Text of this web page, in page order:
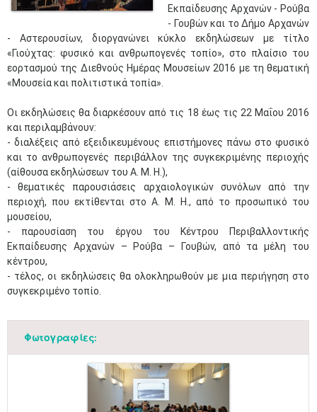
Εκπαίδευσης Αρχανών - Ρούβα
- Γουβών και το Δήμο Αρχανών
- Αστερουσίων, διοργανώνει κύκλο εκδηλώσεων με τίτλο
«Γιούχτας: φυσικό και ανθρωπογενές τοπίο», στο πλαίσιο του
εορτασμού της Διεθνούς Ημέρας Μουσείων 2016 με τη θεματική
«Μουσεία και πολιτιστικά τοπία».
Οι εκδηλώσεις θα διαρκέσουν από τις 18 έως τις 22 Μαΐου 2016
και περιλαμβάνουν:
- διαλέξεις από εξειδικευμένους επιστήμονες πάνω στο φυσικό
και το ανθρωπογενές περιβάλλον της συγκεκριμένης περιοχής
(αίθουσα εκδηλώσεων του Α. Μ. Η.),
- θεματικές παρουσιάσεις αρχαιολογικών συνόλων από την
περιοχή, που εκτίθενται στο Α. Μ. Η., από το προσωπικό του
μουσείου,
- παρουσίαση του έργου του Κέντρου Περιβαλλοντικής
Εκπαίδευσης Αρχανών – Ρούβα – Γουβών, από τα μέλη του
κέντρου,
- τέλος, οι εκδηλώσεις θα ολοκληρωθούν με μια περιήγηση στο
συγκεκριμένο τοπίο.
Φωτογραφίες: